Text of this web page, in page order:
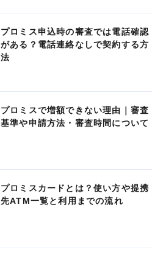
プロミス申込時の審査では電話確認
がある？電話連絡なしで契約する方
法
プロミスで増額できない理由｜審査
基準や申請方法・審査時間について
プロミスカードとは？使い方や提携
先ATM一覧と利用までの流れ